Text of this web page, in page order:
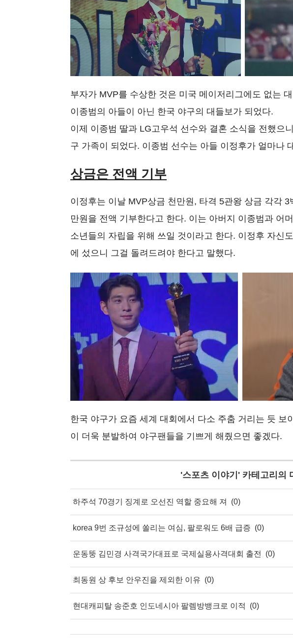
부자가 MVP를 수상한 것은 미국 메이저리그에도 없는
이종범의 아들이 아닌 한국 야구의 대들보가 되었다.
이제 이종범 딸과 LG고우석 선수와 결혼 소식을 전했으
구 가족이 되었다. 이종범 선수는 아들 이정후가 얼마나
상금은 전액 기부
이정후는 이날 MVP상금 천만원, 타격 5관왕 상금 각각
만원을 전액 기부한다고 한다. 이는 아버지 이종범과 어
소년들의 자립을 위해 쓰일 것이라고 한다. 이정후 자신
에 섰으니 그걸 돌려드려야 한다고 말했다.
한국 야구가 요즘 세계 대회에서 다소 주춤 거리는 듯 보
이 더욱 분발하여 야구팬들을 기쁘게 해줬으면 좋겠다.
'스포츠 이야기 ' 카테고리의
하주석 70경기 징계로 오선진 역할 중요해 져 (0)
korea 9번 조규성에 쏠리는 여심, 팔로워도 6배 급증 (0)
운동뚱 김민경 사격국가대표로 국제실용사격대회 출전 (0)
최동원 상 후보 안우진을 제외한 이유 (0)
현대캐피탈 송준호 인도네시아 팔렘방뱅크로 이적 (0)